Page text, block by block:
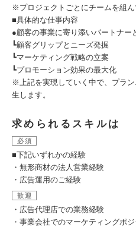
※プロジェクトごとにチームを組ん
■具体的な仕事内容
●顧客の事業に寄り添いパートナー
┗顧客グリップとニーズ発掘
┗マーケティング戦略の立案
┗プロモーション効果の最大化
※上記を実現していく中で、プラ
⽣します。
求められるスキルは
必須
■下記いずれかの経験
・無形商材の法人営業経験
・広告運用のご経験
歓迎
・広告代理店での業務経験
・事業会社でのマーケティングポ